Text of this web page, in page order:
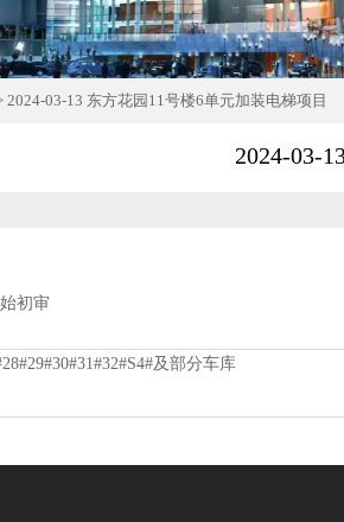
2024-03-13 东方花园11号楼6单元加装电梯项目
2024-03-
初审
及部分车库